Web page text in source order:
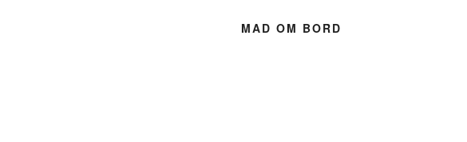
MAD OM BORD